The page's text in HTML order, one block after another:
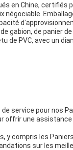
en Chine, certifiés
négociable.
gabion, de panier
de PVC, avec un
service pour nos
offrir une assistance
y compris les
sur les